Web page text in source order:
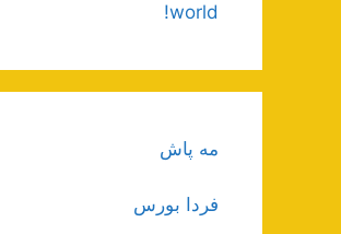
world!
مه پاش
فردا بورس